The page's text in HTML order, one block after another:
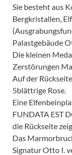
Sie besteht aus
Bergkristallen,
Palastgebäude
Die kleinen
Zerstörungen
Auf der
5blättrige Rose.
Eine
FUNDATA EST
die Rückseite
Das
Signatur Otto I.